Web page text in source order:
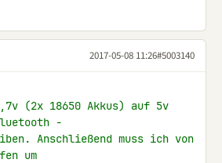
2017-05-08 11:26#5003140
(2x 18650 Akkus) auf 5v
-
Anschließend muss ich von
um